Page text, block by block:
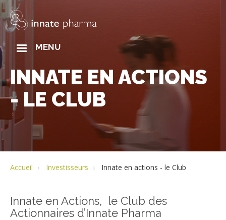
Aller
au
contenu
MAINMENU
INNATE EN ACTIONS
- LE CLUB
Accueil Investisseurs Innate en actions - le Club
Innate en Actions, le Club des
Actionnaires d’Innate Pharma